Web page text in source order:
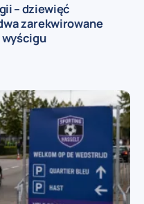
– dziewięć
zarekwirowane